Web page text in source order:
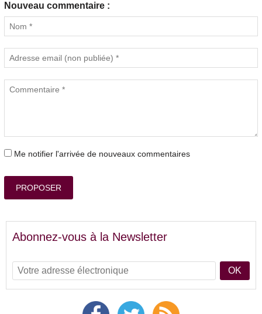
Nouveau commentaire :
Me notifier l'arrivée de nouveaux commentaires
PROPOSER
Abonnez-vous à la Newsletter
OK